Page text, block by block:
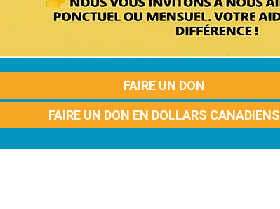
FAIRE UN DON
FAIRE UN DON EN DOLLARS CANADIENS